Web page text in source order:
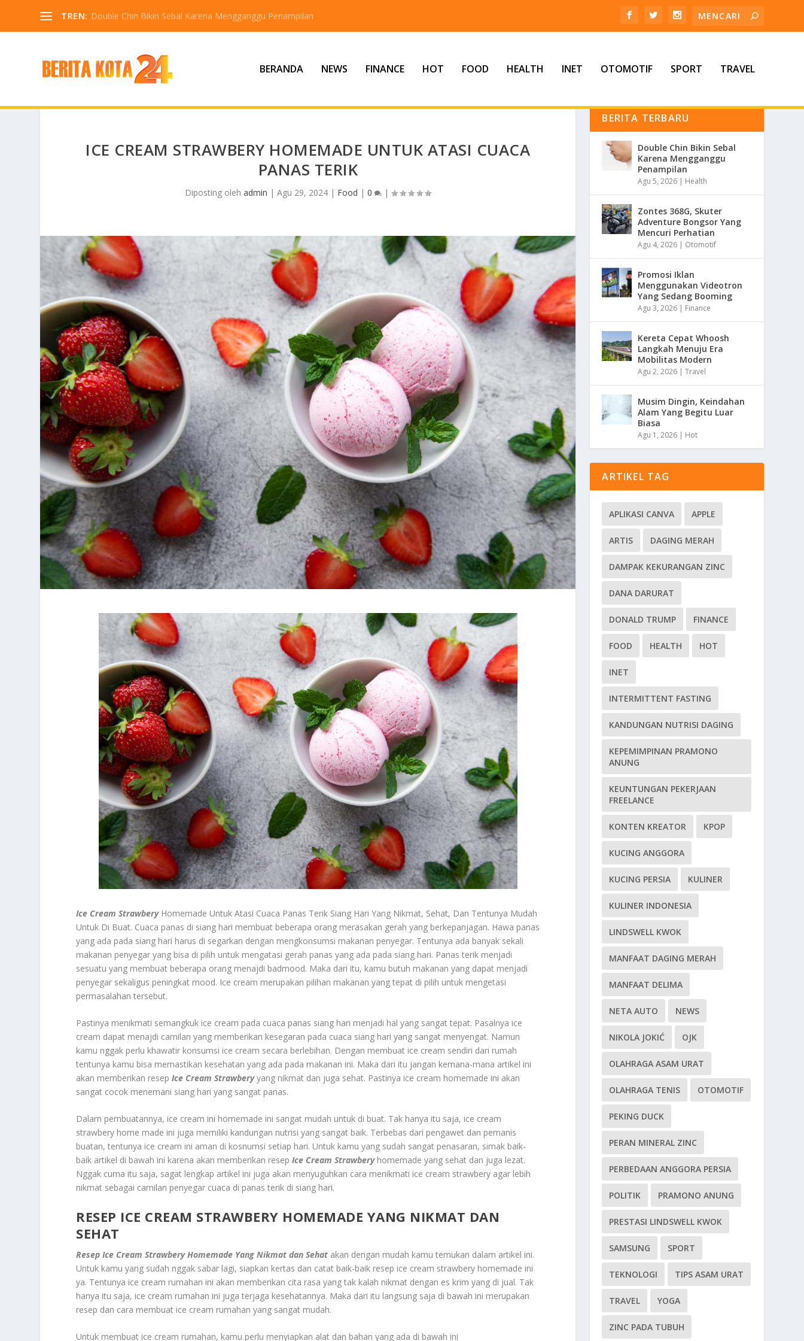
TREN: Double Chin Bikin Sebal Karena Mengganggu Penampilan
BERANDA NEWS FINANCE HOT FOOD HEALTH INET OTOMOTIF SPORT TRAVEL
ICE CREAM STRAWBERY HOMEMADE UNTUK ATASI CUACA
PANAS TERIK
Diposting olehadmin |Agu 29, 2024 | Food |0 |
Ice Cream StrawberyHomemade Untuk Atasi Cuaca Panas Terik Siang Hari Yang Nikmat, Sehat, Dan Tentunya Mudah
Untuk Di Buat. Cuaca panas di siang hari membuat beberapa orang merasakan gerah yang berkepanjagan. Hawa panas
yang ada pada siang hari harus di segarkan dengan mengkonsumsi makanan penyegar. Tentunya ada banyak sekali
makanan penyegar yang bisa di pilih untuk mengatasi gerah panas yang ada pada siang hari. Panas terik menjadi
sesuatu yang membuat beberapa orang menajdi badmood. Maka dari itu, kamu butuh makanan yang dapat menjadi
penyegar sekaligus peningkat mood. Ice cream merupakan pilihan makanan yang tepat di pilih untuk mengetasi
permasalahan tersebut.
Pastinya menikmati semangkuk ice cream pada cuaca panas siang hari menjadi hal yang sangat tepat. Pasalnya ice
cream dapat menajdi camilan yang memberikan kesegaran pada cuaca siang hari yang sangat menyengat. Namun
kamu nggak perlu khawatir konsumsi ice cream secara berlebihan. Dengan membuat ice cream sendiri dari rumah
tentunya kamu bisa memastikan kesehatan yang ada pada makanan ini. Maka dari itu jangan kemana-mana artikel ini
akan memberikan resep Ice Cream Strawberyyang nikmat dan juga sehat. Pastinya ice cream homemade ini akan
sangat cocok menemani siang hari yang sangat panas.
Dalam pembuatannya, ice cream ini homemade ini sangat mudah untuk di buat. Tak hanya itu saja, ice cream
strawbery home made ini juga memiliki kandungan nutrisi yang sangat baik. Terbebas dari pengawet dan pemanis
buatan, tentunya ice cream ini aman di kosnumsi setiap hari. Untuk kamu yang sudah sangat penasaran, simak baik-
baik artikel di bawah ini karena akan memberikan resep Ice Cream Strawberyhomemade yang sehat dan juga lezat.
Nggak cuma itu saja, sagat lengkap artikel ini juga akan menyuguhkan cara menikmati ice cream strawbery agar lebih
nikmat sebagai camilan penyegar cuaca di panas terik di siang hari.
RESEP ICE CREAM STRAWBERY HOMEMADE YANG NIKMAT DAN
SEHAT
Resep Ice Cream Strawbery Homemade Yang Nikmat dan Sehat akan dengan mudah kamu temukan dalam artikel ini.
Untuk kamu yang sudah nggak sabar lagi, siapkan kertas dan catat baik-baik resep ice cream strawbery homemade ini
ya. Tentunya ice cream rumahan ini akan memberikan cita rasa yang tak kalah nikmat dengan es krim yang di jual. Tak
hanya itu saja, ice cream rumahan ini juga terjaga kesehatannya. Maka dari itu langsung saja di bawah ini merupakan
resep dan cara membuat ice cream rumahan yang sangat mudah.
Untuk membuat ice cream rumahan, kamu perlu menyiapkan alat dan bahan yang ada di bawah ini
BERITA TERBARU
Double Chin Bikin Sebal
Karena Mengganggu
Penampilan
Agu 5, 2026 | Health
Zontes 368G, Skuter
Adventure Bongsor Yang
Mencuri Perhatian
Agu 4, 2026 | Otomotif
Promosi Iklan
Menggunakan Videotron
Yang Sedang Booming
Agu 3, 2026 | Finance
Kereta Cepat Whoosh
Langkah Menuju Era
Mobilitas Modern
Agu 2, 2026 |Travel
Musim Dingin, Keindahan
Alam Yang Begitu Luar
Biasa
Agu 1, 2026 | Hot
ARTIKEL TAG
APLIKASI CANVA APPLE
ARTIS DAGING MERAH
DAMPAK KEKURANGAN ZINC
DANA DARURAT
DONALD TRUMP FINANCE
FOOD HEALTH HOT
INET
INTERMITTENT FASTING
KANDUNGAN NUTRISI DAGING
KEPEMIMPINAN PRAMONO
ANUNG
KEUNTUNGAN PEKERJAAN
FREELANCE
KONTEN KREATOR KPOP
KUCING ANGGORA
KUCING PERSIA KULINER
KULINER INDONESIA
LINDSWELL KWOK
MANFAAT DAGING MERAH
MANFAAT DELIMA
NETA AUTO NEWS
NIKOLA JOKIĆ OJK
OLAHRAGA ASAM URAT
OLAHRAGA TENIS OTOMOTIF
PEKING DUCK
PERAN MINERAL ZINC
PERBEDAAN ANGGORA PERSIA
POLITIK PRAMONO ANUNG
PRESTASI LINDSWELL KWOK
SAMSUNG SPORT
TEKNOLOGI TIPS ASAM URAT
TRAVEL YOGA
ZINC PADA TUBUH